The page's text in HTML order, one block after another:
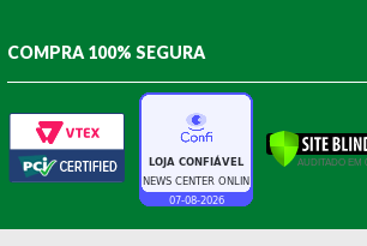
COMPRA 100% SEGURA